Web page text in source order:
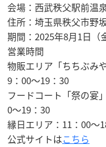
会場：西武秩父駅前温
住所：埼玉県秩父市野
期間：2025年8月1日（
営業時間
物販エリア「ちちぶみ
9：00〜19：30
フードコート「祭の宴
0〜19：30
縁日エリア：11：00〜
公式サイトはこちら